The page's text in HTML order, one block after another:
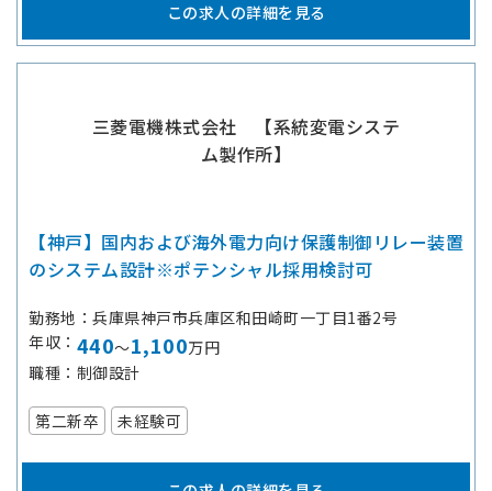
この求人の詳細を見る
三菱電機株式会社 【系統変電システ
ム製作所】
【神戸】国内および海外電力向け保護制御リレー装置
のシステム設計※ポテンシャル採用検討可
勤務地
兵庫県神戸市兵庫区和田崎町一丁目1番2号
年収
440～1,100万円
職種
制御設計
第二新卒 未経験可